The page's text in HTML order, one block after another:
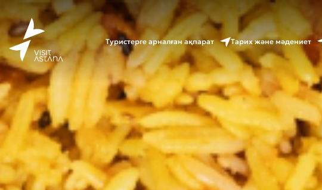
Туристерге арналған ақпарат Тарих және мәдениет